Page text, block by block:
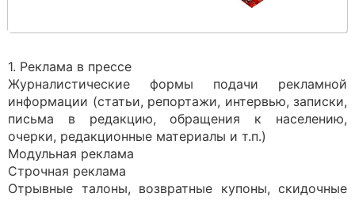
1. Реклама в прессе
Журналистические формы подачи рекламной
информации (статьи, репортажи, интервью, записки,
письма в редакцию, обращения к населению,
очерки, редакционные материалы и т.п.)
Модульная реклама
Строчная реклама
Отрывные талоны, возвратные купоны, скидочные